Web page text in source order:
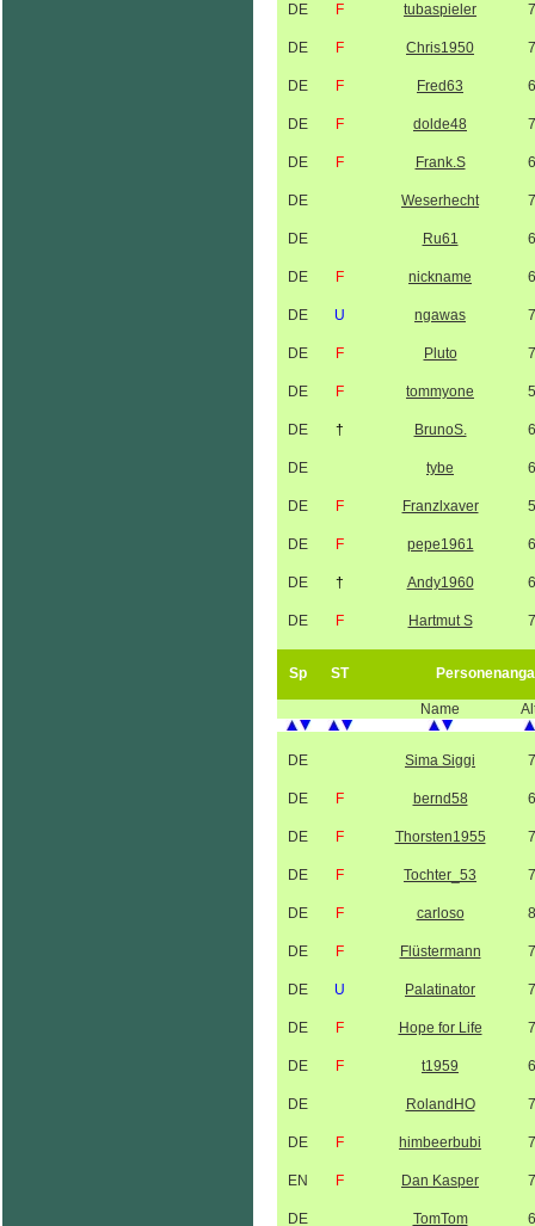
DE F tubaspieler
DE F Chris1950
DE F Fred63
DE F dolde48
DE F Frank.S
DE Weserhecht
DE Ru61
DE F nickname
DE U ngawas
DE F Pluto
DE F tommyone
DE † BrunoS.
DE tybe
DE F Franzlxaver
DE F pepe1961
DE † Andy1960
DE F Hartmut S
Sp ST
Name
DE Sima Siggi
DE F bernd58
DE F Thorsten1955
DE F Tochter_53
DE F carloso
DE F Flüstermann
DE U Palatinator
DE F Hope for Life
DE F t1959
DE RolandHO
DE F himbeerbubi
EN F Dan Kasper
DE TomTom